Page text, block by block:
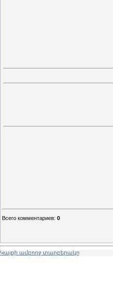
Всего комментариев: 0
Կայքի ամբողջ տարբերակը